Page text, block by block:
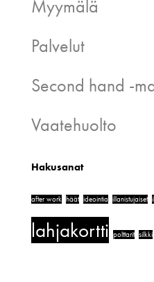
Myymälä
Palvelut
Second hand -
Vaatehuolto
Hakusanat
after work häät ideointia illanistujaiset
lahjakortti polttarit silkki